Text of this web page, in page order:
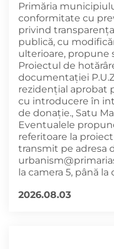
Primăria
conformitate cu
privind
publică, cu
ulterioare, propune
Proiectul de
documentației
rezidenţial aprobat
cu introducere în
de donaţie., Satu
Eventualele
referitoare la
transmit pe adresa
la camera 5, până la
2026.08.03